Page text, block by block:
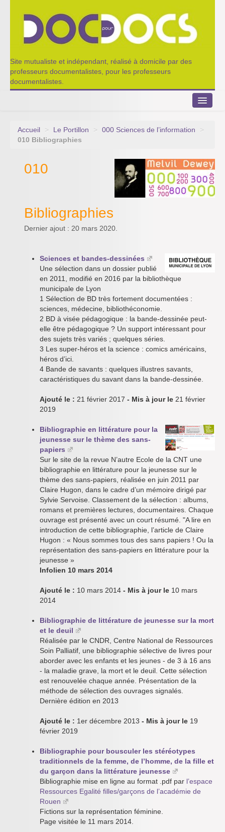
Site mutualiste et indépendant, réalisé à domicile par des
professeurs documentalistes, pour les professeurs
documentalistes.
Le Portillon
Qui sommes-nous ?
Accueil > Le Portillon > 000 Sciences de l’information
>
010 Bibliographies
010
Bibliographies
Dernier ajout : 20 mars 2020.
Sciences et bandes-dessinées
Une sélection dans un dossier publié
en 2011, modifié en 2016 par la bibliothèque
municipale de Lyon
1 Sélection de BD très fortement documentées :
sciences, médecine, bibliothéconomie.
2 BD à visée pédagogique : la bande-dessinée peut-
elle être pédagogique ? Un support intéressant pour
des sujets très variés ; quelques séries.
3 Les super-héros et la science : comics américains,
héros d’ici.
4 Bande de savants : quelques illustres savants,
caractéristiques du savant dans la bande-dessinée.
Ajouté le : 21 février 2017 - Mis à jour le 21 février
2019
Bibliographie en littérature pour la
jeunesse sur le thème des sans-
papiers
Sur le site de la revue N’autre Ecole de la CNT une
bibliographie en littérature pour la jeunesse sur le
thème des sans-papiers, réalisée en juin 2011 par
Claire Hugon, dans le cadre d’un mémoire dirigé par
Sylvie Servoise. Classement de la sélection : albums,
romans et premières lectures, documentaires. Chaque
ouvrage est présenté avec un court résumé. "A lire en
introduction de cette bibliographie, l’article de Claire
Hugon : « Nous sommes tous des sans papiers ! Ou la
représentation des sans-papiers en littérature pour la
jeunesse »
Infolien 10 mars 2014
Ajouté le : 10 mars 2014 - Mis à jour le 10 mars
2014
Bibliographie de littérature de jeunesse sur la mort
et le deuil
Réalisée par le CNDR, Centre National de Ressources
Soin Palliatif, une bibliographie sélective de livres pour
aborder avec les enfants et les jeunes - de 3 à 16 ans
- la maladie grave, la mort et le deuil. Cette sélection
est renouvelée chaque année. Présentation de la
méthode de sélection des ouvrages signalés.
Dernière édition en 2013
Ajouté le : 1er décembre 2013 - Mis à jour le 19
février 2019
Bibliographie pour bousculer les stéréotypes
traditionnels de la femme, de l’homme, de la fille et
du garçon dans la littérature jeunesse
Bibliographie mise en ligne au format .pdf par l’espace
Ressources Egalité filles/garçons de l’académie de
Rouen
Fictions sur la représentation féminine.
Page visitée le 11 mars 2014.